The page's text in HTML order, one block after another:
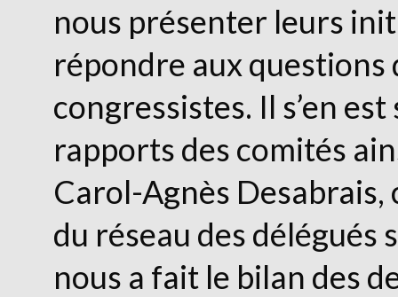
nous présenter leurs
répondre aux questions
congressistes. Il s’en
rapports des comités
Carol-Agnès
du réseau des délégués
nous a fait le bilan des